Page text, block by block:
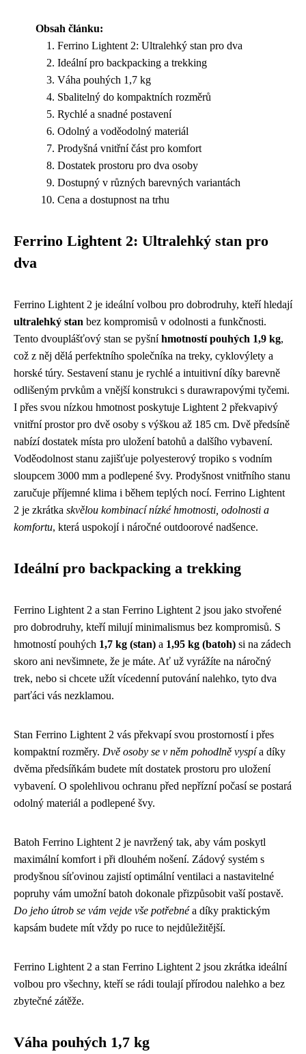
Obsah článku:
Ferrino Lightent 2: Ultralehký stan pro dva
Ideální pro backpacking a trekking
Váha pouhých 1,7 kg
Sbalitelný do kompaktních rozměrů
Rychlé a snadné postavení
Odolný a voděodolný materiál
Prodyšná vnitřní část pro komfort
Dostatek prostoru pro dva osoby
Dostupný v různých barevných variantách
Cena a dostupnost na trhu
Ferrino Lightent 2: Ultralehký stan pro
dva
Ferrino Lightent 2 je ideální volbou pro dobrodruhy, kteří hledají
ultralehký stan bez kompromisů v odolnosti a funkčnosti.
Tento dvouplášťový stan se pyšníhmotností pouhých 1,9 kg,
což z něj dělá perfektního společníka na treky, cyklovýlety a
horské túry. Sestavení stanu je rychlé a intuitivní díky barevně
odlišeným prvkům a vnější konstrukci s durawrapovými tyčemi.
I přes svou nízkou hmotnost poskytuje Lightent 2 překvapivý
vnitřní prostor pro dvě osoby s výškou až 185 cm. Dvě předsíně
nabízí dostatek místa pro uložení batohů a dalšího vybavení.
Voděodolnost stanu zajišťuje polyesterový tropiko s vodním
sloupcem 3000 mm a podlepené švy. Prodyšnost vnitřního stanu
zaručuje příjemné klima i během teplých nocí. Ferrino Lightent
2 je zkrátka skvělou kombinací nízké hmotnosti, odolnosti a
komfortu, která uspokojí i náročné outdoorové nadšence.
Ideální pro backpacking a trekking
Ferrino Lightent 2 a stan Ferrino Lightent 2 jsou jako stvořené
pro dobrodruhy, kteří milují minimalismus bez kompromisů. S
hmotností pouhých 1,7 kg (stan) a 1,95 kg (batoh) si na zádech
skoro ani nevšimnete, že je máte. Ať už vyrážíte na náročný
trek, nebo si chcete užít vícedenní putování nalehko, tyto dva
parťáci vás nezklamou.
Stan Ferrino Lightent 2 vás překvapí svou prostorností i přes
kompaktní rozměry. Dvě osoby se v něm pohodlně vyspía díky
dvěma předsíňkám budete mít dostatek prostoru pro uložení
vybavení. O spolehlivou ochranu před nepřízní počasí se postará
odolný materiál a podlepené švy.
Batoh Ferrino Lightent 2 je navržený tak, aby vám poskytl
maximální komfort i při dlouhém nošení. Zádový systém s
prodyšnou síťovinou zajistí optimální ventilaci a nastavitelné
popruhy vám umožní batoh dokonale přizpůsobit vaší postavě.
Do jeho útrob se vám vejde vše potřebnéa díky praktickým
kapsám budete mít vždy po ruce to nejdůležitější.
Ferrino Lightent 2 a stan Ferrino Lightent 2 jsou zkrátka ideální
volbou pro všechny, kteří se rádi toulají přírodou nalehko a bez
zbytečné zátěže.
Váha pouhých 1,7 kg